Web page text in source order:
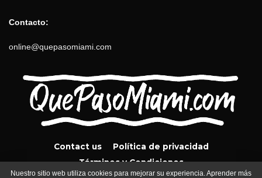
Contacto:
online@quepasomiami.com
Contact us
Política de privacidad
Términos y Condiciones
Nuestro sitio web utiliza cookies para mejorar su experiencia. Aprender más